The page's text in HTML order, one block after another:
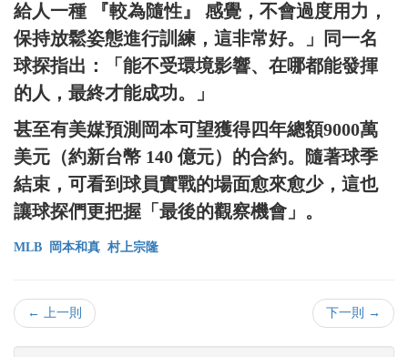
給人一種 『較為隨性』 感覺，不會過度用力，
保持放鬆姿態進行訓練，這非常好。」同一名
球探指出：「能不受環境影響、在哪都能發揮
的人，最終才能成功。」
甚至有美媒預測岡本可望獲得四年總額9000萬
美元（約新台幣 140 億元）的合約。隨著球季
結束，可看到球員實戰的場面愈來愈少，這也
讓球探們更把握「最後的觀察機會」。
MLB 岡本和真 村上宗隆
← 上一則 下一則 →